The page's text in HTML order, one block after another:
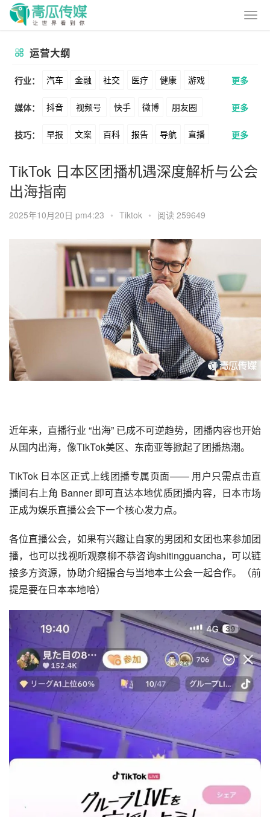
运营大纲
行业： 汽车 金融 社交 医疗 健康 游戏
动漫 美妆 美食 家装 教育 婚纱
酒旅 母婴 宠物 文娱 跨境 科技
广告 元宇宙 房地产
更多
媒体： 抖音 视频号 快手 微博 朋友圈
公众号 B站 小红书 头条 知乎
Soul 360 百度 搜狗 爱奇艺 美柚
美图
Tiktok Yahoo Bing
更多
技巧： 早报 文案 百科 报告 导航 直播
卖货 脚本 话术 电商 私域 社群
涨粉
数据 拉新 活动 用户 游戏 海外
KOL 元宇宙 跨境 青瓜通
更多
TikTok 日本区团播机遇深度解析与公会
出海指南
2025年10月20日 pm4:23 • Tiktok • 阅读 259649
近年来，直播行业 “出海” 已成不可逆趋势，团播内容也开始
从国内出海，像TikTok美区、东南亚等掀起了团播热潮。
TikTok 日本区正式上线团播专属页面—— 用户只需点击直
播间右上角 Banner 即可直达本地优质团播内容，日本市场
正成为娱乐直播公会下一个核心发力点。
各位直播公会，如果有兴趣让自家的男团和女团也来参加团
播，也可以找视听观察柳不恭咨询shitingguancha，可以链
接多方资源，协助介绍撮合与当地本土公会一起合作。（前
提是要在日本本地哈）